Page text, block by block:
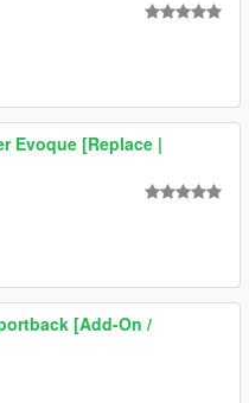
Evoque [Replace |
[Add-On /